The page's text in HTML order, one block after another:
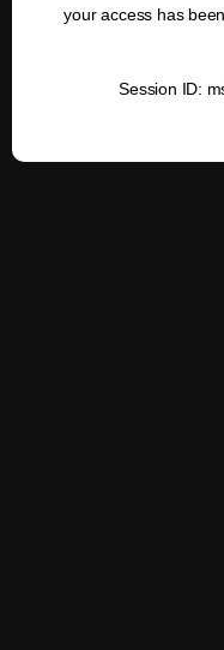
your access has
Session ID: